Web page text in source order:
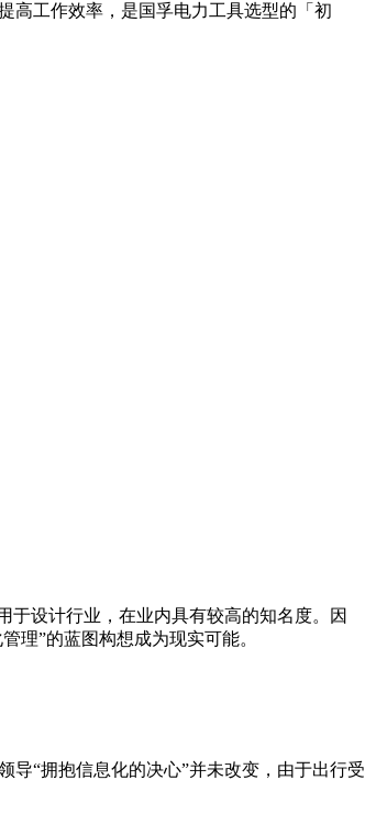
高工作效率，是国孚电力工具选型的「初
于设计行业，在业内具有较高的知名度。因
理”的蓝图构想成为现实可能。
导“拥抱信息化的决心”并未改变，由于出行受